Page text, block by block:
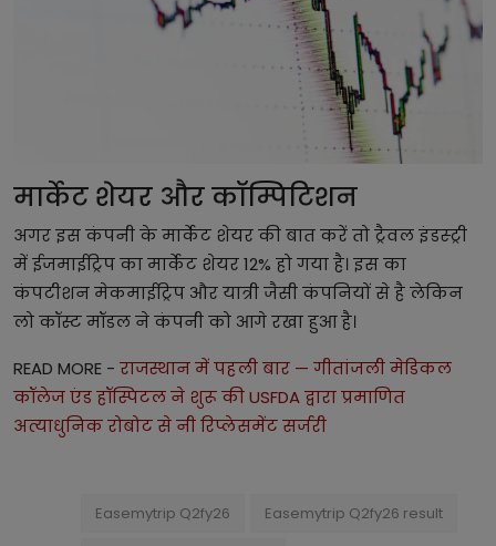
मार्केट शेयर और कॉम्पिटिशन
अगर इस कंपनी के मार्केट शेयर की बात करें तो ट्रैवल इंडस्ट्री
में ईजमाईट्रिप का मार्केट शेयर 12% हो गया है। इस का
कंपटीशन मेकमाईट्रिप और यात्री जैसी कंपनियों से है लेकिन
लो कॉस्ट मॉडल ने कंपनी को आगे रखा हुआ है।
READ MORE - राजस्थान में पहली बार — गीतांजली मेडिकल
कॉलेज एंड हॉस्पिटल ने शुरू की USFDA द्वारा प्रमाणित
अत्याधुनिक रोबोट से नी रिप्लेसमेंट सर्जरी
Easemytrip Q2fy26 Easemytrip Q2fy26 result